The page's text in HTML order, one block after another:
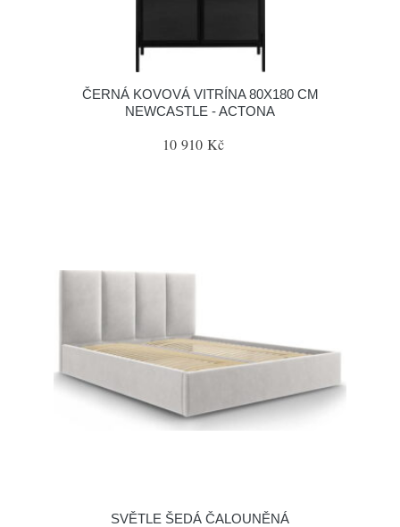
ČERNÁ KOVOVÁ VITRÍNA 80X180 CM
NEWCASTLE - ACTONA
10 910 Kč
SVĚTLE ŠEDÁ ČALOUNĚNÁ